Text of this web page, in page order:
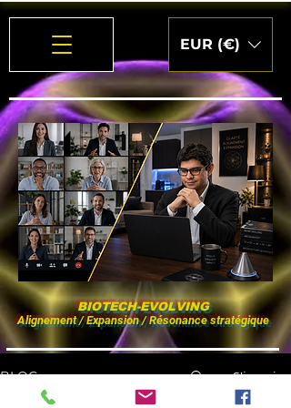
EUR (€)
BIOTECH-EVOLVING
Alignement / Expansion / Résonance stratégique
BLOG S'inscrire